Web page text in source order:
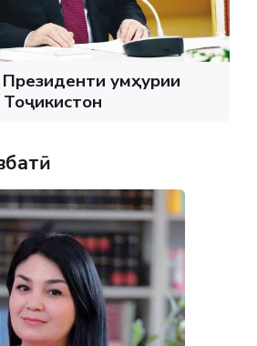
Ҷумҳурии
Тоҷикистон